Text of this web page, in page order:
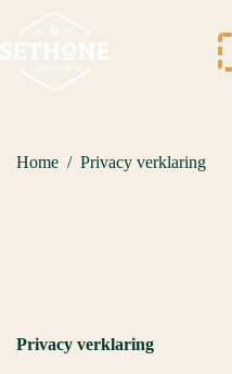
naar
de
inhoud
Home / Privacy verklaring
Privacy verklaring